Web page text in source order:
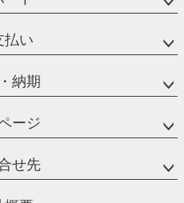
払い
納期
ージ
せ先